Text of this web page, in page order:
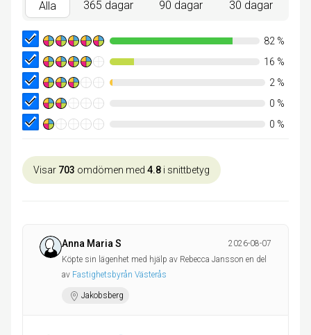
Alla 365 dagar 90 dagar 30 dagar
82%
16 %
2%
0 %
0 %
Visar 703 omdömen med 4.8 i snittbetyg
Anna Maria S
2026-08-07
Köpte sin lägenhet med hjälp av Rebecca Jansson en del
av Fastighetsbyrån Västerås
Jakobsberg